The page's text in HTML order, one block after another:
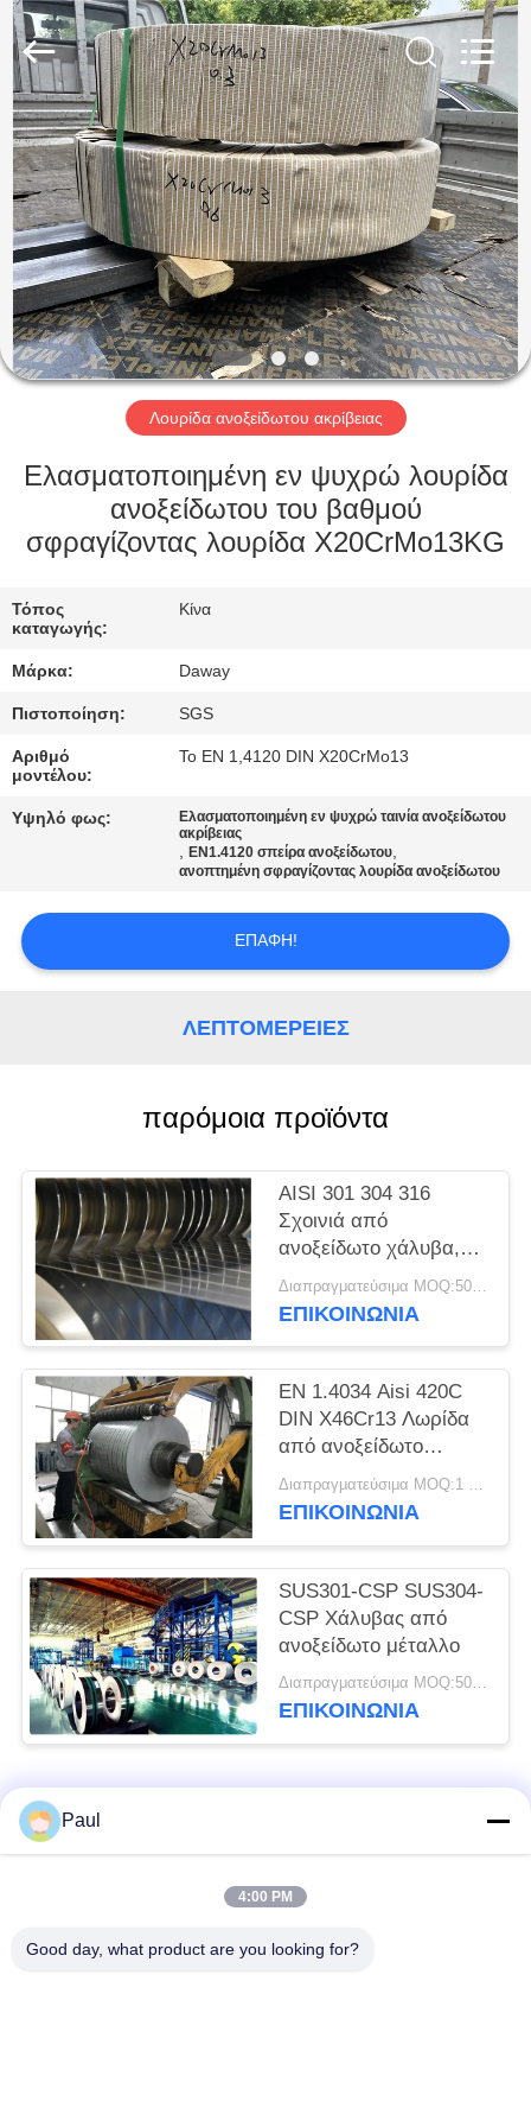
ΣΠΊΤΙ
ΠΡΟΪΌΝΤΑ
ΒΊΝΤΕΟ
ΠΕΡΊΠΟΥ
ΕΜΕΊΣ
ΓΎΡΟΣ
ΕΡΓΟΣΤΑΣΊΩΝ
ΈΛΕΓΧΟΣ
ΜΑΣ
ΕΛΆΤΕ
ΣΕ
ΕΠΑΦΉ
ΖΗΤΉΣΤΕ
ΈΝΑ
POLICY
Special
Steel
Co.,
Ltd.
Rights
Reserved.
Λουρίδα ανοξείδωτου ακρίβειας
Ελασματοποιημένη εν ψυχρώ λουρίδα
ανοξείδωτου του βαθμού
σφραγίζοντας λουρίδα X20CrMo13KG
Τόπος
καταγωγής:
Κίνα
Μάρκα: Daway
Πιστοποίηση: SGS
Αριθμό
μοντέλου:
Το EN 1,4120 DIN X20CrMo13
Υψηλό φως:
Ελασματοποιημένη εν ψυχρώ ταινία ανοξείδωτου
ακρίβειας
,EN1.4120 σπείρα ανοξείδωτου,
ανοπτημένη σφραγίζοντας λουρίδα ανοξείδωτου
ΕΠΑΦΉ!
ΛΕΠΤΟΜΈΡΕΙΕΣ
παρόμοια προϊόντα
AISI 301 304 316
Σχοινιά από
ανοξείδωτο χάλυβα,
λωρίδες ακριβείας,
φύλλα, πλάκες
Διαπραγματεύσιμα MOQ:500 κλ
ΕΠΙΚΟΙΝΩΝΊΑ
EN 1.4034 Aisi 420C
DIN X46Cr13 Λωρίδα
από ανοξείδωτο
χάλυβα ψυχρής
έλασης σε πηνίο
Διαπραγματεύσιμα MOQ:1 τόνος
ΕΠΙΚΟΙΝΩΝΊΑ
SUS301-CSP SUS304-
CSP Χάλυβας από
ανοξείδωτο μέταλλο
Διαπραγματεύσιμα MOQ:500 κλ
ΕΠΙΚΟΙΝΩΝΊΑ
Λαϊκή κατηγορία
Σκληραίνοντας
Paul
4:00 PM
Good day, what product are you looking for?